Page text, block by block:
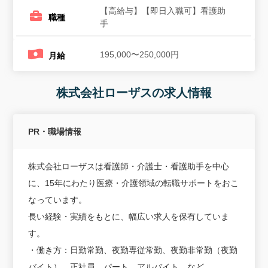
職種
【高給与】【即日入職可】看護助
手
月給 195,000〜250,000円
株式会社ローザスの求人情報
PR・職場情報
株式会社ローザスは看護師・介護士・看護助手を中心
に、15年にわたり医療・介護領域の転職サポートをおこ
なっています。
長い経験・実績をもとに、幅広い求人を保有していま
す。
・働き方：日勤常勤、夜勤専従常勤、夜勤非常勤（夜勤